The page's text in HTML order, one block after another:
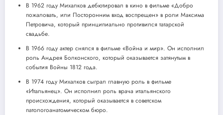
В 1962 году Михалков дебютировал в кино в фильме «Добро
пожаловать, или Посторонним вход воспрещен» в роли Максима
Петровича, который принципиально противился татарской
свадьбе.
В 1966 году актер снялся в фильме «Война и мир». Он исполнил
роль Андрея Болконского, который оказывается затянутым в
события Войны 1812 года.
В 1974 году Михалков сыграл главную роль в фильме
«Итальянец». Он исполнил роль врача итальянского
происхождения, который оказывается в советском
патологоанатомическом бюро.